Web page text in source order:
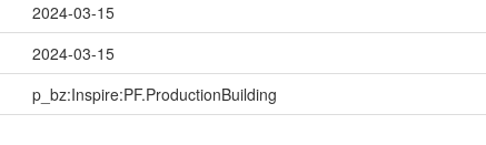
2024-03-15
2024-03-15
p_bz:Inspire:PF.ProductionBuilding